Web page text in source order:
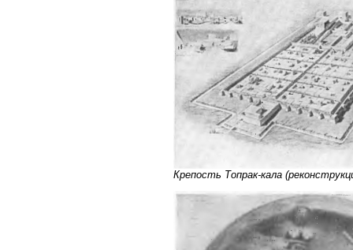
Крепость Топрак-кала